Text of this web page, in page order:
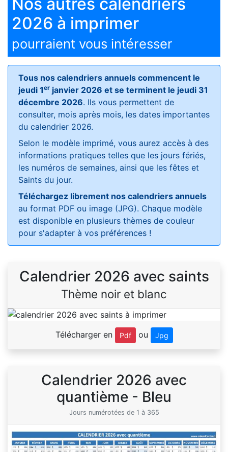
2026 à imprimer
pourraient vous intéresser
Tous nos calendriers annuels commencent le
jeudi 1er janvier 2026 et se terminent le jeudi 31
décembre 2026. Ils vous permettent de
consulter, mois après mois, les dates importantes
du calendrier 2026.
Selon le modèle imprimé, vous aurez accès à des
informations pratiques telles que les jours fériés,
les numéros de semaines, ainsi que les fêtes et
Saints du jour.
Téléchargez librement nos calendriers annuels
au format PDF ou image (JPG). Chaque modèle
est disponible en plusieurs thèmes de couleur
pour s'adapter à vos préférences !
Calendrier 2026 avec saints
Thème noir et blanc
Télécharger en Pdf ou Jpg
Calendrier 2026 avec
quantième - Bleu
Jours numérotées de 1 à 365